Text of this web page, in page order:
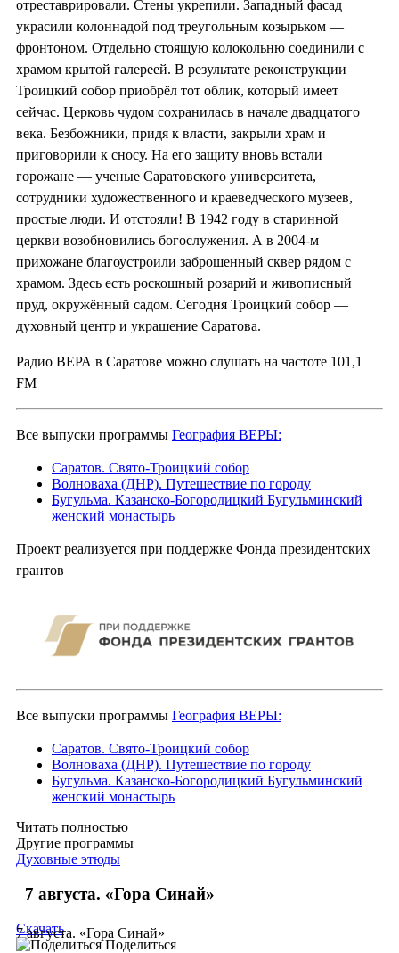
отреставрировали. Стены укрепили. Западный фасад
украсили колоннадой под треугольным козырьком —
фронтоном. Отдельно стоящую колокольню соединили с
храмом крытой галереей. В результате реконструкции
Троицкий собор приобрёл тот облик, который имеет
сейчас. Церковь чудом сохранилась в начале двадцатого
века. Безбожники, придя к власти, закрыли храм и
приговорили к сносу. На его защиту вновь встали
горожане — ученые Саратовского университета,
сотрудники художественного и краеведческого музеев,
простые люди. И отстояли! В 1942 году в старинной
церкви возобновились богослужения. А в 2004-м
прихожане благоустроили заброшенный сквер рядом с
храмом. Здесь есть роскошный розарий и живописный
пруд, окружённый садом. Сегодня Троицкий собор —
духовный центр и украшение Саратова.
Радио ВЕРА в Саратове можно слушать на частоте 101,1
FM
Все выпуски программы География ВЕРЫ:
Саратов. Свято-Троицкий собор
Волноваха (ДНР). Путешествие по городу
Бугульма. Казанско-Богородицкий Бугульминский
женский монастырь
Проект реализуется при поддержке Фонда президентских
грантов
Все выпуски программы География ВЕРЫ:
Саратов. Свято-Троицкий собор
Волноваха (ДНР). Путешествие по городу
Бугульма. Казанско-Богородицкий Бугульминский
женский монастырь
Читать полностью
Другие программы
Духовные этюды
7 августа. «Гора Синай»
7 августа. «Гора Синай»
Скачать
Поделиться